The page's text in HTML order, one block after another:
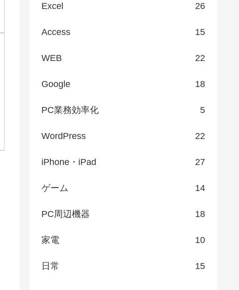
Excel 26
Access 15
WEB 22
Google 18
PC業務効率化 5
WordPress 22
iPhone・iPad 27
ゲーム 14
PC周辺機器 18
家電 10
日常 15